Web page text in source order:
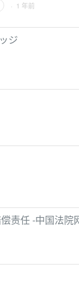
· 1 年前
ジ
责任 -中国法院